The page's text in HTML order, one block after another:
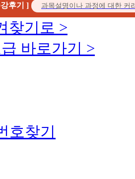
후기 ]
찾기로 >
바로가기 >
호찾기